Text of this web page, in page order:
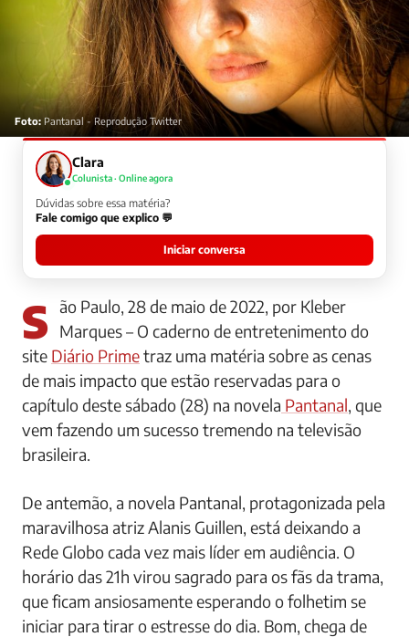
Foto: Pantanal - Reprodução Twitter
Clara
Colunista · Online agora
Dúvidas sobre essa matéria?
Fale comigo que explico 💬
Iniciar conversa
São Paulo, 28 de maio de 2022, por Kleber
Marques – O caderno de entretenimento do
site Diário Primetraz uma matéria sobre as cenas
de mais impacto que estão reservadas para o
capítulo deste sábado (28) na novela Pantanal, que
vem fazendo um sucesso tremendo na televisão
brasileira.
De antemão, a novela Pantanal, protagonizada pela
maravilhosa atriz Alanis Guillen, está deixando a
Rede Globo cada vez mais líder em audiência. O
horário das 21h virou sagrado para os fãs da trama,
que ficam ansiosamente esperando o folhetim se
iniciar para tirar o estresse do dia. Bom, chega de